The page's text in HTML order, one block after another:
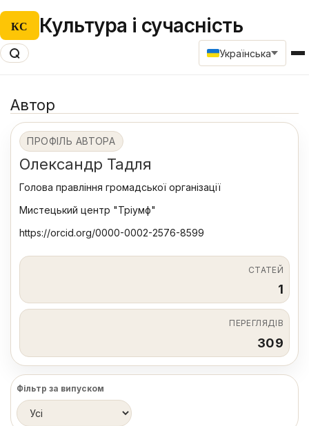
КС Культура і сучасність
Українська
Автор
ПРОФІЛЬ АВТОРА
Олександр Тадля
Голова правління громадської організації
Мистецький центр "Тріумф"
https://orcid.org/0000-0002-2576-8599
СТАТЕЙ
1
ПЕРЕГЛЯДІВ
309
Фільтр за випуском